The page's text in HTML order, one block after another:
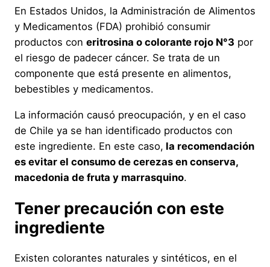
En Estados Unidos, la Administración de Alimentos
y Medicamentos (FDA) prohibió consumir
productos con eritrosina o colorante rojo N°3 por
el riesgo de padecer cáncer. Se trata de un
componente que está presente en alimentos,
bebestibles y medicamentos.
La información causó preocupación, y en el caso
de Chile ya se han identificado productos con
este ingrediente. En este caso, la recomendación
es evitar el consumo de cerezas en conserva,
macedonia de fruta y marrasquino.
Tener precaución con este
ingrediente
Existen colorantes naturales y sintéticos, en el